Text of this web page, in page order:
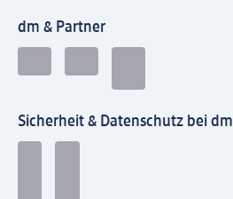
dm & Partner
Sicherheit & Datenschutz bei dm